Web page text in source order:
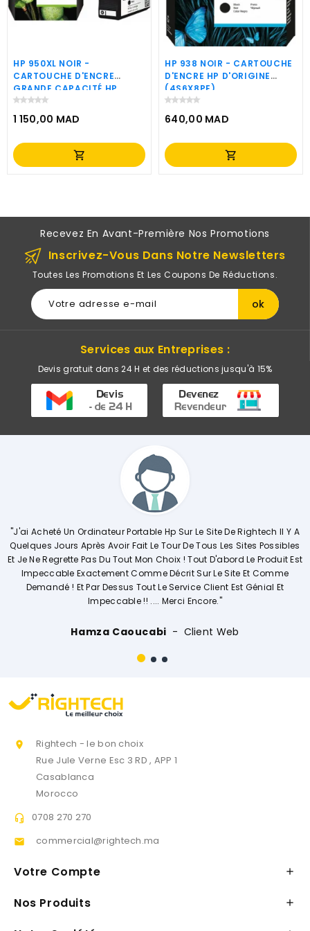
HP 950XL NOIR -
CARTOUCHE D'ENCRE
GRANDE CAPACITÉ HP
D'ORIGINE (CN045AE)
1 150,00 MAD
Prix
shopping_cart
HP 938 NOIR - CARTOUCHE
D'ENCRE HP D'ORIGINE
(4S6X8PE)
640,00 MAD
Prix
shopping_cart
Recevez En Avant-Première Nos Promotions
Inscrivez-Vous Dans Notre Newsletters
Toutes Les Promotions Et Les Coupons De Réductions.
Services aux Entreprises :
Devis gratuit dans 24 H et des réductions jusqu'à 15%
Le Site De Rightech Il Y A
Tous Les Sites Possibles
D'abord Le Produit Est
Sur Le Site Et Comme
Client Est Génial Et
"Commerciale KHADIJA Super
Explique De Façon Concrète Et Détaillée
Opérations. Société A L'écoute Des
Vivement."
Ouissal Ait

Rightech - le bon choix
Rue Jule Verne Esc 3 RD , APP 1
Casablanca
Morocco
 0708 270 270
 commercial@rightech.ma
Votre Compte 
Nos Produits 